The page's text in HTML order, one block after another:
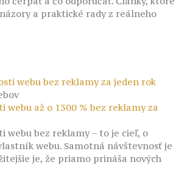
a praktické rady z reálneho
webu až o 1300 % bez reklamy za
webu bez reklamy – to je cieľ, o
webu. Samotná návštevnosť je
je, že priamo prináša nových